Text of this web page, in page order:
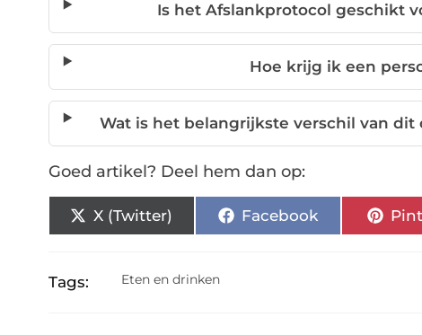
Is het Afslankprotocol geschikt
Hoe krijg ik een
Wat is het belangrijkste verschil van
Goed artikel? Deel hem dan op:
X (Twitter) Facebook
Tags: Eten en drinken